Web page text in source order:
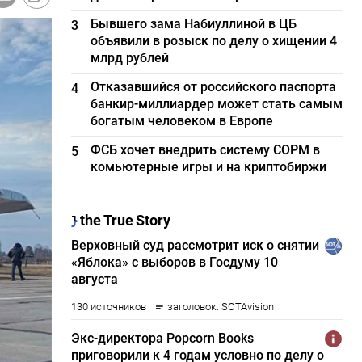
3
Бывшего зама Набиуллиной в ЦБ
объявили в розыск по делу о хищении 4
млрд рублей
4
Отказавшийся от российского паспорта
банкир-миллиардер может стать самым
богатым человеком в Европе
5
ФСБ хочет внедрить систему СОРМ в
комьютерные игры и на криптобиржи